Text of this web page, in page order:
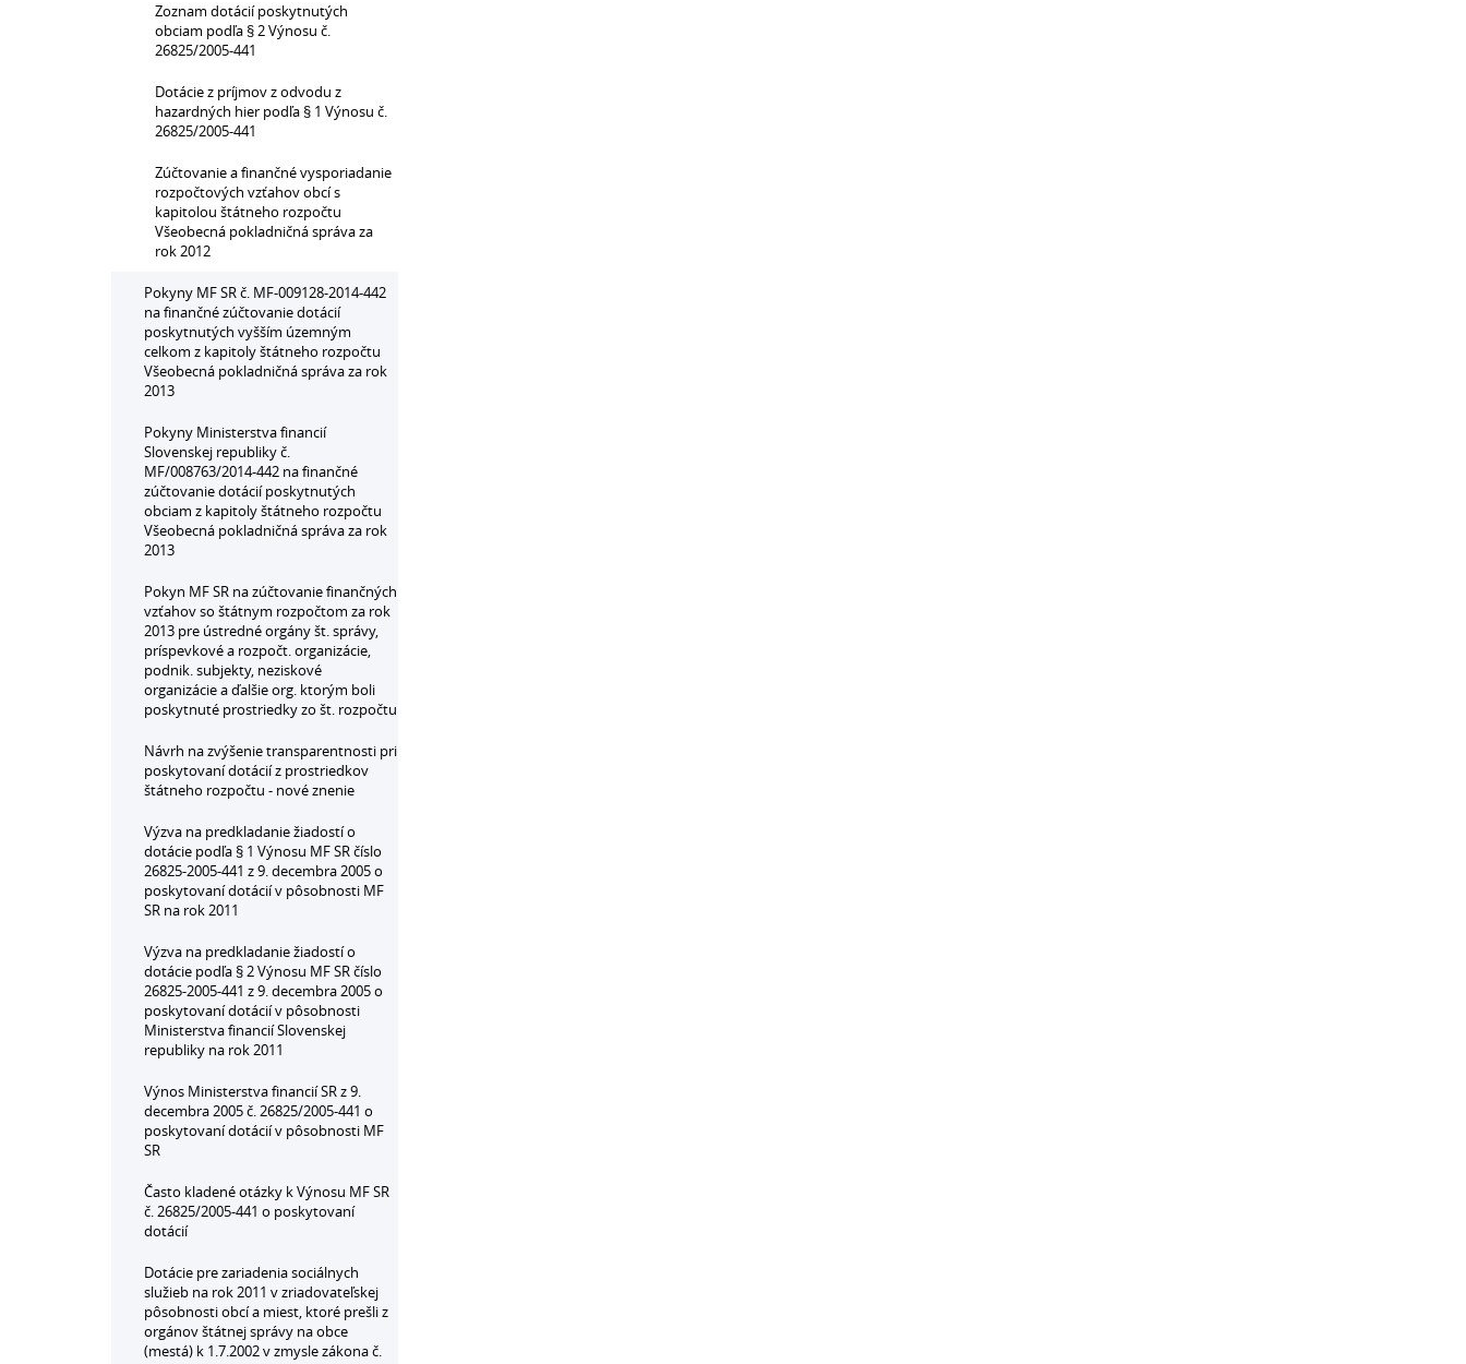
Zoznam dotácií poskytnutých
obciam podľa § 2 Výnosu č.
26825/2005-441
Dotácie z príjmov z odvodu z
hazardných hier podľa § 1 Výnosu č.
26825/2005-441
Zúčtovanie a finančné vysporiadanie
rozpočtových vzťahov obcí s
kapitolou štátneho rozpočtu
Všeobecná pokladničná správa za
rok 2012
Pokyny MF SR č. MF-009128-2014-442
na finančné zúčtovanie dotácií
poskytnutých vyšším územným
celkom z kapitoly štátneho rozpočtu
Všeobecná pokladničná správa za rok
2013
Pokyny Ministerstva financií
Slovenskej republiky č.
MF/008763/2014-442 na finančné
zúčtovanie dotácií poskytnutých
obciam z kapitoly štátneho rozpočtu
Všeobecná pokladničná správa za rok
2013
Pokyn MF SR na zúčtovanie finančných
vzťahov so štátnym rozpočtom za rok
2013 pre ústredné orgány št. správy,
príspevkové a rozpočt. organizácie,
podnik. subjekty, neziskové
organizácie a ďalšie org. ktorým boli
poskytnuté prostriedky zo št. rozpočtu
Návrh na zvýšenie transparentnosti pri
poskytovaní dotácií z prostriedkov
štátneho rozpočtu - nové znenie
Výzva na predkladanie žiadostí o
dotácie podľa § 1 Výnosu MF SR číslo
26825-2005-441 z 9. decembra 2005 o
poskytovaní dotácií v pôsobnosti MF
SR na rok 2011
Výzva na predkladanie žiadostí o
dotácie podľa § 2 Výnosu MF SR číslo
26825-2005-441 z 9. decembra 2005 o
poskytovaní dotácií v pôsobnosti
Ministerstva financií Slovenskej
republiky na rok 2011
Výnos Ministerstva financií SR z 9.
decembra 2005 č. 26825/2005-441 o
poskytovaní dotácií v pôsobnosti MF
SR
Často kladené otázky k Výnosu MF SR
č. 26825/2005-441 o poskytovaní
dotácií
Dotácie pre zariadenia sociálnych
služieb na rok 2011 v zriadovateľskej
pôsobnosti obcí a miest, ktoré prešli z
orgánov štátnej správy na obce
(mestá) k 1.7.2002 v zmysle zákona č.